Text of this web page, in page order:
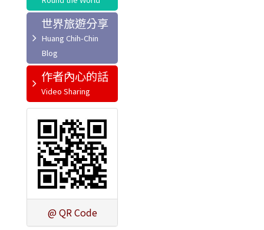
世界旅遊分享
作者內心的話
@ QR Code